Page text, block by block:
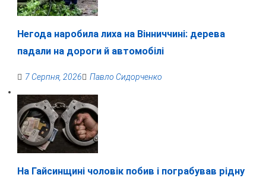
Негода наробила лиха на Вінниччині: дерева
падали на дороги й автомобілі
7 Серпня, 2026 Павло Сидорченко
На Гайсинщині чоловік побив і пограбував рідну